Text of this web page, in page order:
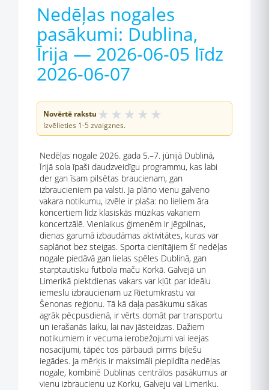
Nedēļas nogales
pasākumi: Dublina,
Īrija — 2026-06-05 līdz
2026-06-07
Novērtē rakstu ★ ★ ★ ★ ★
Izvēlieties 1-5 zvaigznes.
Nedēļas nogale 2026. gada 5.–7. jūnijā Dublinā,
Īrijā sola īpaši daudzveidīgu programmu, kas labi
der gan īsam pilsētas braucienam, gan
izbraucieniem pa valsti. Ja plāno vienu galveno
vakara notikumu, izvēle ir plaša: no lieliem āra
koncertiem līdz klasiskās mūzikas vakariem
koncertzālē. Vienlaikus ģimenēm ir jēgpilnas,
dienas garumā izbaudāmas aktivitātes, kuras var
saplānot bez steigas. Sporta cienītājiem šī nedēļas
nogale piedāvā gan lielas spēles Dublinā, gan
starptautisku futbola maču Korkā. Galvejā un
Limerikā piektdienas vakars var kļūt par ideālu
iemeslu izbraucienam uz Rietumkrastu vai
Šenonas reģionu. Tā kā daļa pasākumu sākas
agrāk pēcpusdienā, ir vērts domāt par transportu
un ierašanās laiku, lai nav jāsteidzas. Dažiem
notikumiem ir vecuma ierobežojumi vai ieejas
nosacījumi, tāpēc tos pārbaudi pirms biļešu
iegādes. Ja mērķis ir maksimāli piepildīta nedēļas
nogale, kombinē Dublinas centrālos pasākumus ar
vienu izbraucienu uz Korku, Galveju vai Limeriku.